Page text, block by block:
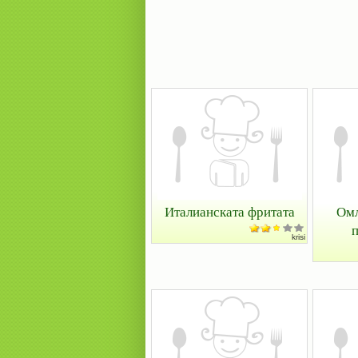
Италианската фритата
krisi